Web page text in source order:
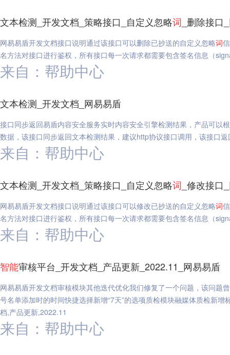
文本检测_开发文档_策略接口_自定义忽略词 _删除接口
网易易盾开发文档接口说明通过该接口可以删除已抄送的自定义忽略词
名方法对接口进行鉴权，所有接口每一次请求都需要包含签名信息（
来自：帮助中心
文本检测_开发文档_网易易盾
接口同步返回易盾内容安全服务实时内容安全引擎检测结果，产品可以
数据，该接口同步返回文本检测结果，建议http协议接口调用，该接口
来自：帮助中心
文本检测_开发文档_策略接口_自定义忽略词 _修改接口
网易易盾开发文档接口说明通过该接口可以修改已抄送的自定义忽略词
名方法对接口进行鉴权，所有接口每一次请求都需要包含签名信息（
来自：帮助中心
智能审核平台_开发文档_产品更新_2022.11_网易易盾
网易易盾开发文档审核模块其他迭代优化我们修复了一个问题，该问题
号名单添加时的时间快捷选择新增“7天”的选项质检模块融媒体质检新增
档,产品更新,2022.11
来自：帮助中心